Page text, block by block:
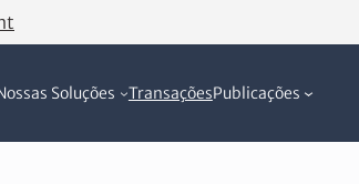
Soluções TransaçõesPublicações